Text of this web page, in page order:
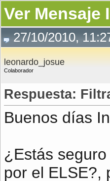
Ver Mensaje
27/10/2010,
leonardo_josue
Colaborador
Respuesta:
Buenos días
¿Estás
por el ELSE?,